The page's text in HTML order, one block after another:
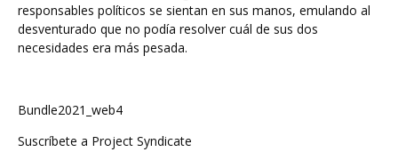
responsables políticos se sientan en sus manos, emulando al
desventurado que no podía resolver cuál de sus dos
necesidades era más pesada.
Bundle2021_web4
Suscríbete a Project Syndicate